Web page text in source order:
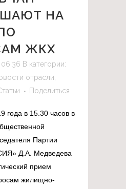
НА
ЖКХ
В категории:
отрасли
Поделиться
года в 15.30 часов в
Партии
Д.А. Медведева
прием
жилищно-